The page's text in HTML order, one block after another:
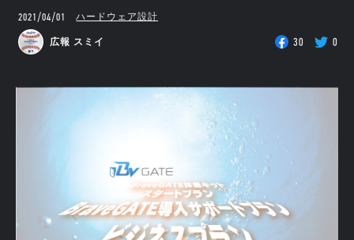
2021/04/01 ハードウェア設計
広報 スミイ 30 0